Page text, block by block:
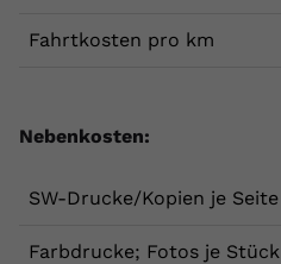
Fahrtkosten pro km
Nebenkosten:
SW-Drucke/Kopien je Seite
Farbdrucke; Fotos je Stück